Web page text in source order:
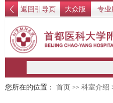
返回引导页 大众版 专业
您所在的位置： 首页 >> 科室介绍